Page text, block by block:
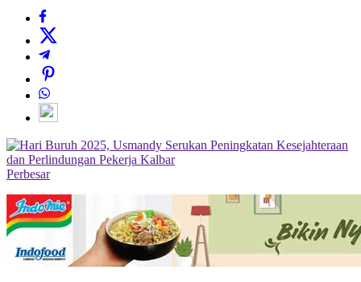
Perbesar